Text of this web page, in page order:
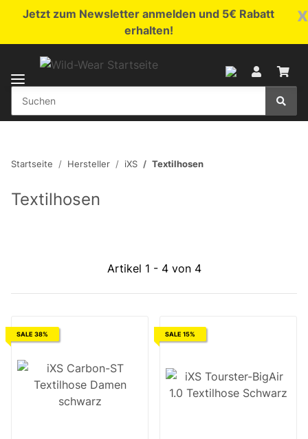
x
Jetzt zum Newsletter anmelden und 5€ Rabatt
erhalten!
Startseite Hersteller iXS Textilhosen
Textilhosen
Artikel 1 - 4 von 4
SALE 38% SALE 15%